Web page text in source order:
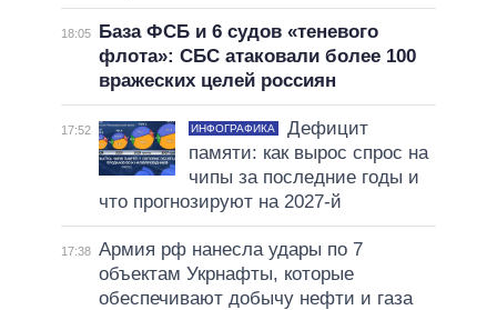
18:05
База ФСБ и 6 судов «теневого
флота»: СБС атаковали более 100
вражеских целей россиян
17:52 ИНФОГРАФИКА
Дефицит
памяти: как вырос спрос на
чипы за последние годы и
что прогнозируют на 2027-й
17:38 Армия рф нанесла удары по 7
объектам Укрнафты, которые
обеспечивают добычу нефти и газа